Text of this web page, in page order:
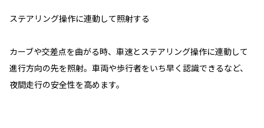
ステアリング操作に連動して照射する
カーブや交差点を曲がる時、車速とステアリング操作に連動して
進行方向の先を照射。車両や歩行者をいち早く認識できるなど、
夜間走行の安全性を高めます。